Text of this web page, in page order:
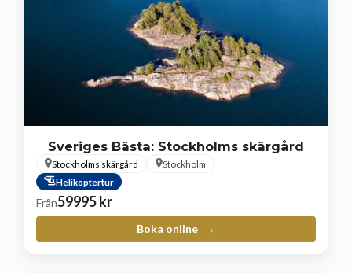
Sveriges Bästa: Stockholms skärgård
Stockholms skärgård
Stockholm
Helikoptertur
Från59995kr
Boka online